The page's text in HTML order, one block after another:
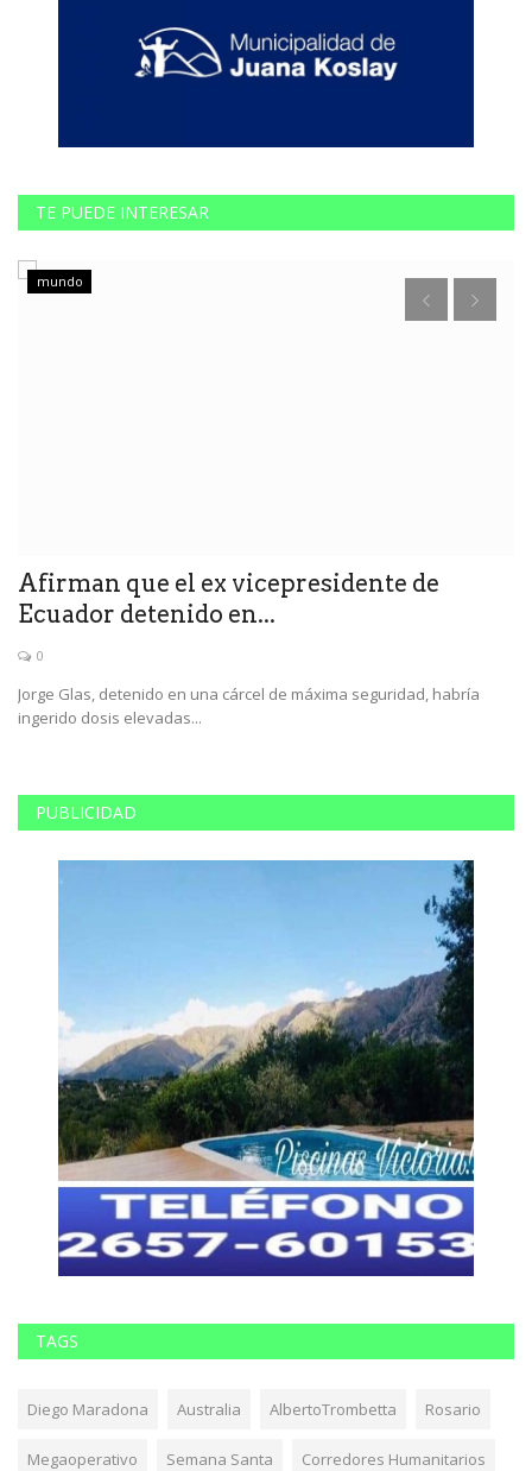
TE PUEDE INTERESAR
mundo
Afirman que el ex vicepresidente de
Ecuador detenido en...
0
Jorge Glas, detenido en una cárcel de máxima seguridad, habría
ingerido dosis elevadas...
PUBLICIDAD
TAGS
Diego Maradona Australia AlbertoTrombetta Rosario
Megaoperativo Semana Santa Corredores Humanitarios